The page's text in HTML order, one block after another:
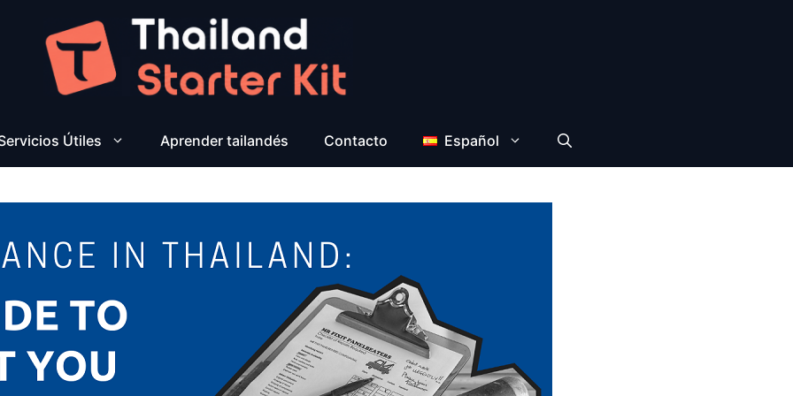
Útiles Aprender tailandés Contacto Español